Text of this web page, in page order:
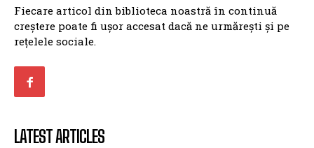
Fiecare articol din biblioteca noastră în continuă
creștere poate fi ușor accesat dacă ne urmărești și pe
rețelele sociale.
LATEST ARTICLES